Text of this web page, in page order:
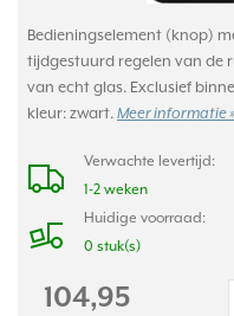
Bedieningselement (knop)
tijdgestuurd regelen van de
van echt glas. Exclusief
kleur: zwart. Meer informatie
Verwachte levertijd:
1-2 weken
Huidige voorraad:
0 stuk(s)
104,95